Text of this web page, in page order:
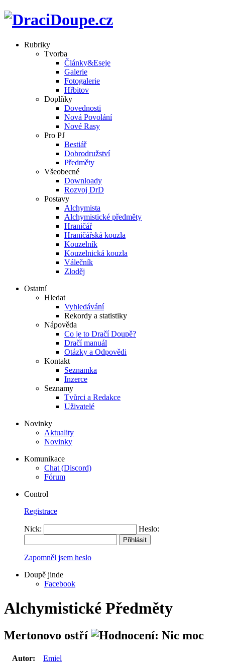
Rubriky
Tvorba
Články&Eseje
Galerie
Fotogalerie
Hřbitov
Doplňky
Dovednosti
Nová Povolání
Nové Rasy
Pro PJ
Bestiář
Dobrodružství
Předměty
Všeobecné
Downloady
Rozvoj DrD
Postavy
Alchymista
Alchymistické předměty
Hraničář
Hraničářská kouzla
Kouzelník
Kouzelnická kouzla
Válečník
Zloděj
Ostatní
Hledat
Vyhledávání
Rekordy a statistiky
Nápověda
Co je to Dračí Doupě?
Dračí manuál
Otázky a Odpovědi
Kontakt
Seznamka
Inzerce
Seznamy
Tvůrci a Redakce
Uživatelé
Novinky
Aktuality
Novinky
Komunikace
Chat (Discord)
Fórum
Control
Registrace
Nick: Heslo:
Zapomněl jsem heslo
Doupě jinde
Facebook
Alchymistické Předměty
Mertonovo ostří
Autor:
Emiel